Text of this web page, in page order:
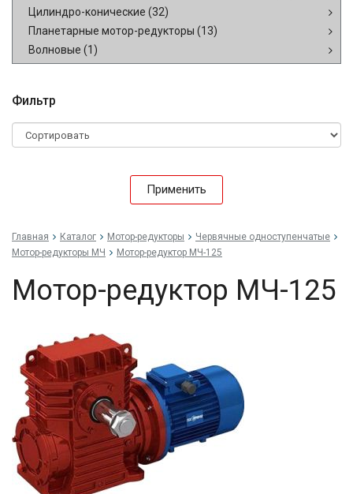
Цилиндро-конические (32)
Планетарные мотор-редукторы (13)
Волновые (1)
Фильтр
Применить
Главная Каталог Мотор-редукторы
Червячные одноступенчатые
Мотор-редукторы МЧ
Мотор-редуктор МЧ-125
Мотор-редуктор МЧ-125